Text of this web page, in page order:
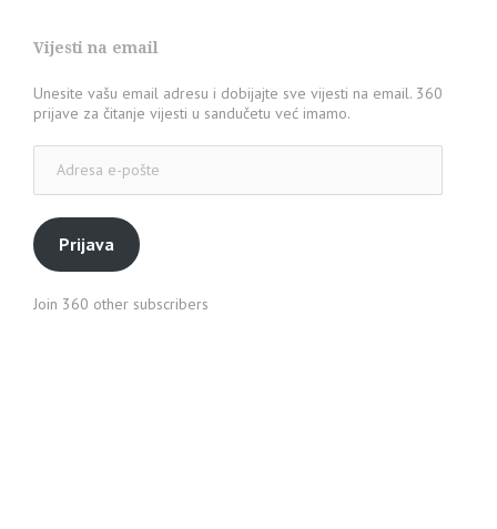
Vijesti na email
Unesite vašu email adresu i dobijajte sve vijesti na email. 360
prijave za čitanje vijesti u sandučetu već imamo.
pošte
Prijava
Join 360 other subscribers